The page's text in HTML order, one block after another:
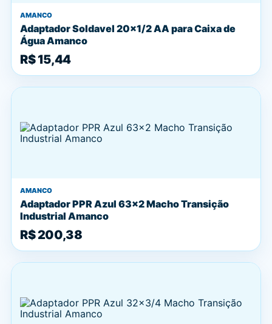
AMANCO
Adaptador Soldavel 20x1/2 AA para Caixa de
Água Amanco
R$ 15,44
AMANCO
Adaptador PPR Azul 63x2 Macho Transição
Industrial Amanco
R$ 200,38